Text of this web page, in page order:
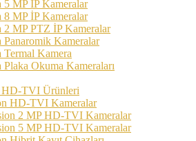
İP Kameralar
İP Kameralar
PTZ İP Kameralar
Kameralar
Kamera
Okuma Kameraları
TVI Ürünleri
TVI Kameralar
2 MP HD-TVI Kameralar
5 MP HD-TVI Kameralar